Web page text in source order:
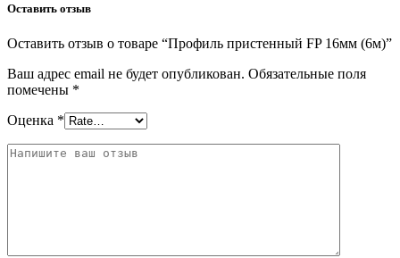
Оставить отзыв
Оставить отзыв о товаре “Профиль пристенный FP 16мм (6м)”
Ваш адрес email не будет опубликован. Обязательные поля
помечены *
Оценка *